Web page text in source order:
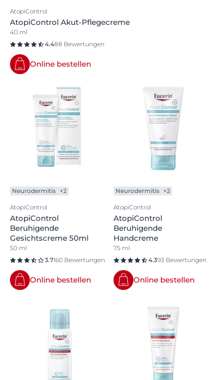
AtopiControl
AtopiControl Akut-Pflegecreme
40 ml
4.488 Bewertungen
Online bestellen
Neurodermitis +2
AtopiControl
AtopiControl
Beruhigende
Gesichtscreme 50ml
50 ml
3.7160 Bewertungen
Online bestellen
Neurodermitis +2
AtopiControl
AtopiControl
Beruhigende
Handcreme
75 ml
4.393 Bewertungen
Online bestellen